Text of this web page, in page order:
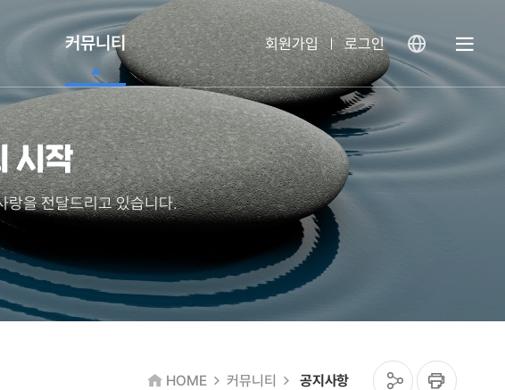
커뮤니티 회원가입 로그인
열
기
랑을 전달드리고 있습니다.
HOME 커뮤니티 공지사항 공 인